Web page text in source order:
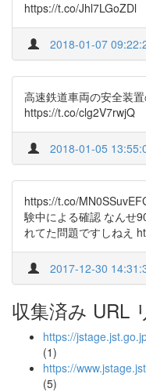
https://t.co/Jhl7LGoZDl
2018-01-07
高速鉄道車両の安全装
https://t.co/clg2V7rwjQ
2018-01-05
https://t.co/
験中による確認 なんせ
れてた問題ですしねえ
2017-12-30
収集済み URL
https://
(1)
https://
(5)